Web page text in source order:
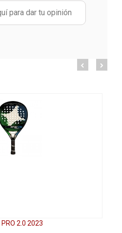
para dar tu opinión
PRO 2.0 2023